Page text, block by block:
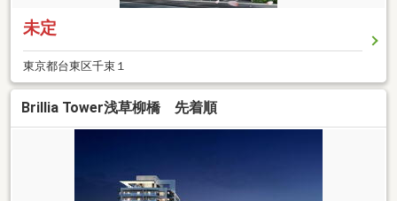
未定
東京都台東区千束１
Brillia Tower浅草柳橋 先着順